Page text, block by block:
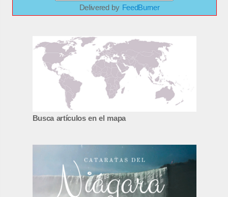
Delivered by FeedBurner
Busca artículos en el mapa